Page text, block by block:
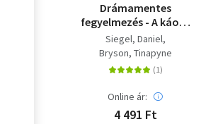
Drámamentes
fegyelmezés - A káosz
lecsillapítása és a
fejlődő gyermeki elme
integrált szemléletű
gondozása
Siegel, Daniel
Bryson, Tinapyne
Online ár:
4 491 Ft